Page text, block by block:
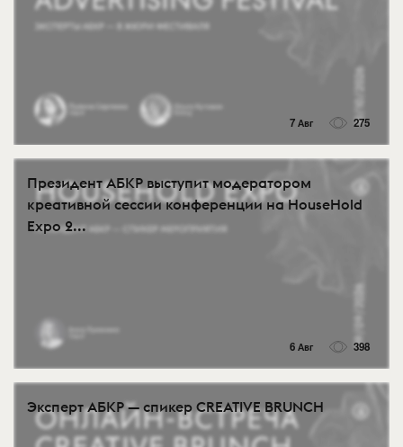
7 Авг 275
Президент АБКР выступит модератором
креативной сессии конференции на HouseHold
Expo 2...
6 Авг 398
Эксперт АБКР — спикер CREATIVE BRUNCH